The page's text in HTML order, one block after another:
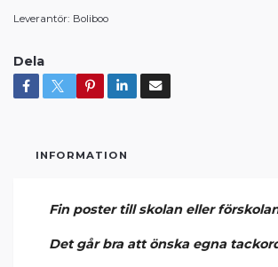
Leverantör: Boliboo
Dela
INFORMATION
Fin poster till skolan eller
Det går bra att önska egna